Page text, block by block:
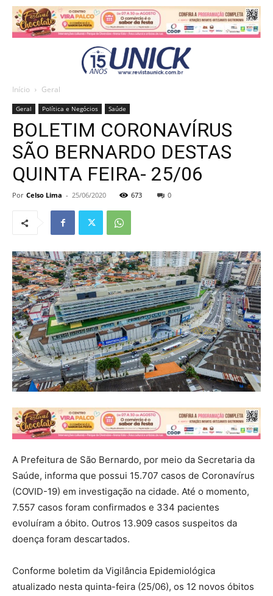
Início Geral
Geral Política e Negócios Saúde
BOLETIM CORONAVÍRUS
SÃO BERNARDO DESTAS
QUINTA FEIRA- 25/06
Por Celso Lima - 25/06/2020 673 0
A Prefeitura de São Bernardo, por meio da Secretaria da
Saúde, informa que possui 15.707 casos de Coronavírus
(COVID-19) em investigação na cidade. Até o momento,
7.557 casos foram confirmados e 334 pacientes
evoluíram a óbito. Outros 13.909 casos suspeitos da
doença foram descartados.
Conforme boletim da Vigilância Epidemiológica
atualizado nesta quinta-feira (25/06), os 12 novos óbitos